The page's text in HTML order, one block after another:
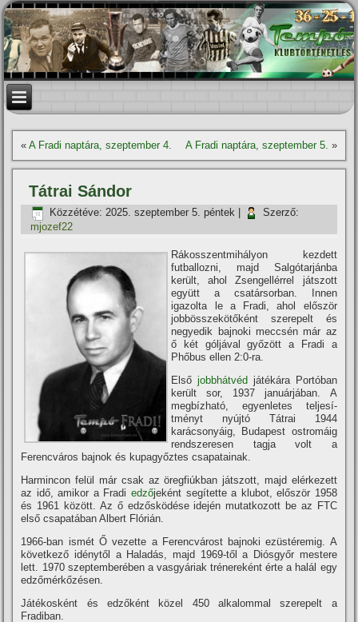
«A Fradi naptára, szeptember 4. A Fradi naptára, szeptember 5. »
Tátrai Sándor
Közzétéve: 2025. szeptember 5. péntek
Szerző:
mjozef22
Rákosszentmihályon kezdett
futballozni, majd Salgótarjánba
került, ahol Zsengellérrel játszott
együtt a csatársorban. Innen
igazolta le a Fradi, ahol először
jobbösszekötőként szerepelt és
negyedik bajnoki meccsén már az
ő két góljával győzött a Fradi a
Phőbus ellen 2:0-ra.
Elsőjobbhátvéd játékára Portóban
került sor, 1937 januárjában. A
megbí­zható, egyenletes teljesí­
tményt nyújtó Tátrai 1944
karácsonyáig, Budapest ostromáig
rendszeresen tagja volt a
Ferencváros bajnok és kupagyőztes csapatainak.
Harmincon felül már csak az öregfiúkban játszott, majd elérkezett
az idő, amikor a Fradi edzőjeként segí­tette a klubot, először 1958
és 1961 között. Az ő edzősködése idején mutatkozott be az FTC
első csapatában Albert Flórián.
1966-ban ismét Ő vezette a Ferencvárost bajnoki ezüstéremig. A
következő idénytől a Haladás, majd 1969-től a Diósgyőr mestere
lett. 1970 szeptemberében a vasgyáriak trénereként érte a halál egy
edzőmérkőzésen.
Játékosként és edzőként közel 450 alkalommal szerepelt a
Fradiban.